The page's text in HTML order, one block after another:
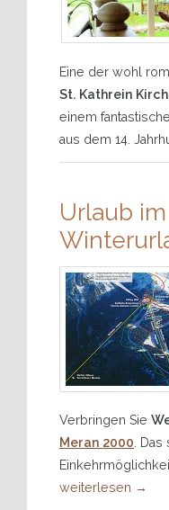
Eine der wohl
St. Kathrein
einem
aus dem 14.
Urlaub
Verbringen Sie
Meran 2000. Das
weiterlesen →